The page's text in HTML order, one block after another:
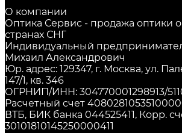
О компании
Оптика Сервис - продажа оптики
странах СНГ
Индивидуальный
Михаил Александрович
Юр. адрес: 129347, г. Москва, ул.
147/1, кв. 346
ОГРНИП/ИНН: 304770001298913/
Расчетный счет
ВТБ, БИК банка 044525411, Корр.
30101810145250000411